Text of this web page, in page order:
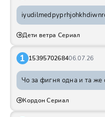
Дети ветра Сериал
1 1539570268406.07.26
Чо за фигня одна и та же
Кордон Сериал